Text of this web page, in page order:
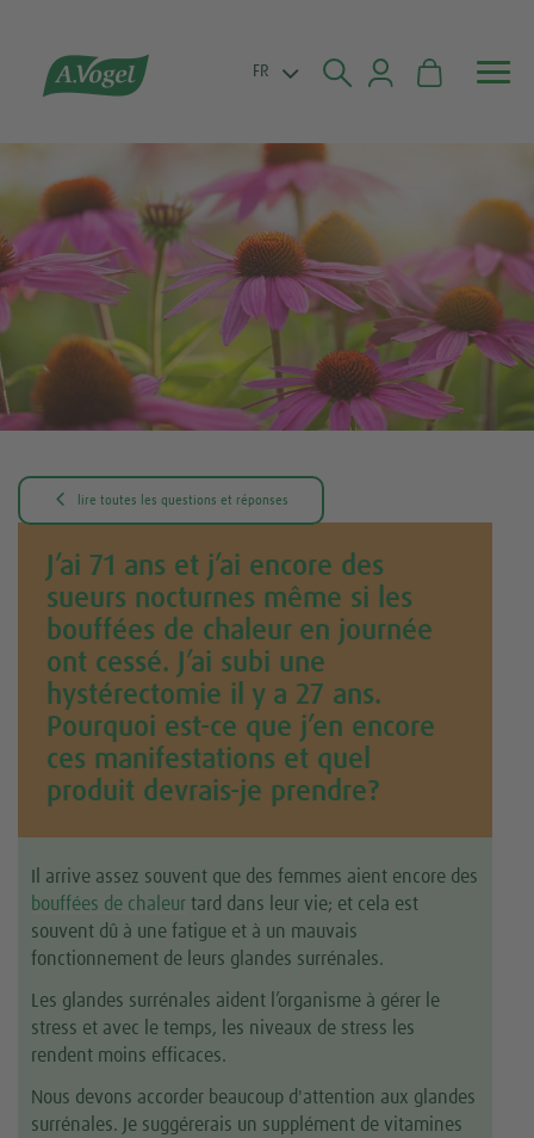

 FR
 lire toutes les questions et réponses
J’ai 71 ans et j’ai encore des
sueurs nocturnes même si les
bouffées de chaleur en journée
ont cessé. J’ai subi une
hystérectomie il y a 27 ans.
Pourquoi est-ce que j’en encore
ces manifestations et quel
produit devrais-je prendre?
Il arrive assez souvent que des femmes aient encore des
bouffées de chaleur tard dans leur vie; et cela est
souvent dû à une fatigue et à un mauvais
fonctionnement de leurs glandes surrénales.
Les glandes surrénales aident l’organisme à gérer le
stress et avec le temps, les niveaux de stress les
rendent moins efficaces.
Nous devons accorder beaucoup d'attention aux glandes
surrénales. Je suggérerais un supplément de vitamines